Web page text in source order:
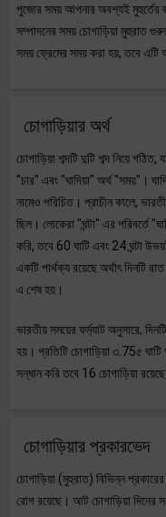
পুজোর সময় আপনার অবশ্যই মুহুর্তের
সম্পাদনের সময় চোগাড়িয়া মুহুরাত
সময় ফ্রেমের সময় করা হয়, তবে
চোগাড়িয়ার অর্থ
চোগাড়িয়া শব্দটি দুটি শব্দ নিয়ে
"চার" এবং "ঘাদিয়া" অর্থ "সময়"।
নামেও পরিচিত। প্রাচীন কালে,
ছিল। লোকেরা "ঘন্টা" এর পরিবর্তে
করি, তবে 60 ঘাটি এবং 24 ঘন্টা
একটি পার্থক্য রয়েছে অর্থাৎ দিনটি
এ শেষ হয়।
ভারতীয় সময়ের ফর্ম্যাট অনুসারে,
হয়। প্রতিটি চোগাড়িয়া ৩.75৫ ঘাটি
সন্ধান করি তবে 16 চোগাড়িয়া
চোগাড়িয়ার প্রকারভেদ
চোগাড়িয়া (মুহুরাত) বিভিন্ন
রোগ রয়েছে। আট চোগাড়িয়া দিনের